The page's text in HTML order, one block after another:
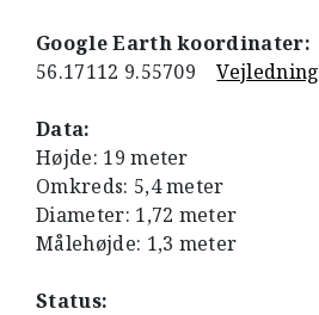
Google Earth koordinater:
56.17112 9.55709Vejledning
Data:
Højde: 19 meter
Omkreds: 5,4 meter
Diameter: 1,72 meter
Målehøjde: 1,3 meter
Status: